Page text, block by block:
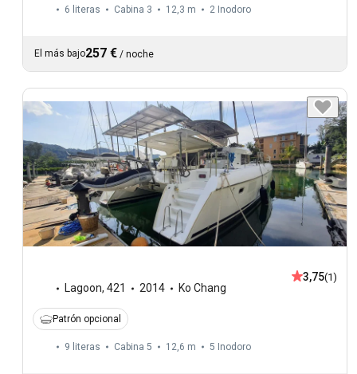
6 literas Cabina 3 12,3 m 2 Inodoro
El más bajo257 € / noche
Lagoon, 421 2014 Ko Chang
3,75(1)
Patrón opcional
9 literas Cabina 5 12,6 m 5 Inodoro